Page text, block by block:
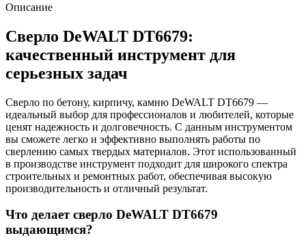
Описание
Сверло DeWALT DT6679:
качественный инструмент для
серьезных задач
Сверло по бетону, кирпичу, камню DeWALT DT6679 —
идеальный выбор для профессионалов и любителей, которые
ценят надежность и долговечность. С данным инструментом
вы сможете легко и эффективно выполнять работы по
сверлению самых твердых материалов. Этот использованный
в производстве инструмент подходит для широкого спектра
строительных и ремонтных работ, обеспечивая высокую
производительность и отличный результат.
Что делает сверло DeWALT DT6679
выдающимся?